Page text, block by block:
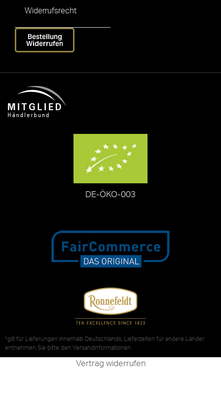
Widerrufsrecht
Bestellung
Widerrufen
DE-ÖKO-003
*gilt für Lieferungen innerhalb Deutschlands, Lieferzeiten für andere Länder
entnehmen Sie bitte den Versandinformationen
Vertrag widerrufen